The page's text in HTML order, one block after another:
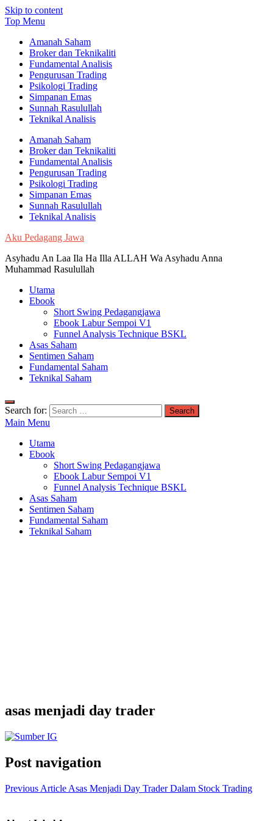
Skip to content
Top Menu
Amanah Saham
Broker dan Teknikaliti
Fundamental Analisis
Pengurusan Trading
Psikologi Trading
Simpanan Emas
Sunnah Rasulullah
Teknikal Analisis
Amanah Saham
Broker dan Teknikaliti
Fundamental Analisis
Pengurusan Trading
Psikologi Trading
Simpanan Emas
Sunnah Rasulullah
Teknikal Analisis
Aku Pedagang Jawa
Asyhadu An Laa Ila Ha Illa ALLAH Wa Asyhadu Anna
Muhammad Rasulullah
Utama
Ebook
Short Swing Pedagangjawa
Ebook Labur Sempoi V1
Funnel Analysis Technique BSKL
Asas Saham
Sentimen Saham
Fundamental Saham
Teknikal Saham
Search for:
Main Menu
Utama
Ebook
Short Swing Pedagangjawa
Ebook Labur Sempoi V1
Funnel Analysis Technique BSKL
Asas Saham
Sentimen Saham
Fundamental Saham
Teknikal Saham
asas menjadi day trader
Post navigation
Previous Article Asas Menjadi Day Trader Dalam Stock Trading